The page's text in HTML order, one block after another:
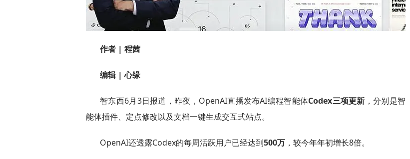
作者 | 程茜
编辑 | 心缘
智东西6月3日报道，昨夜，OpenAI直播发布AI编程智能体Codex三项更新 ，分别是智
能体插件、定点修改以及文档一键生成交互式站点。
OpenAI还透露Codex的每周活跃用户已经达到500万 ，较今年年初增长8倍。